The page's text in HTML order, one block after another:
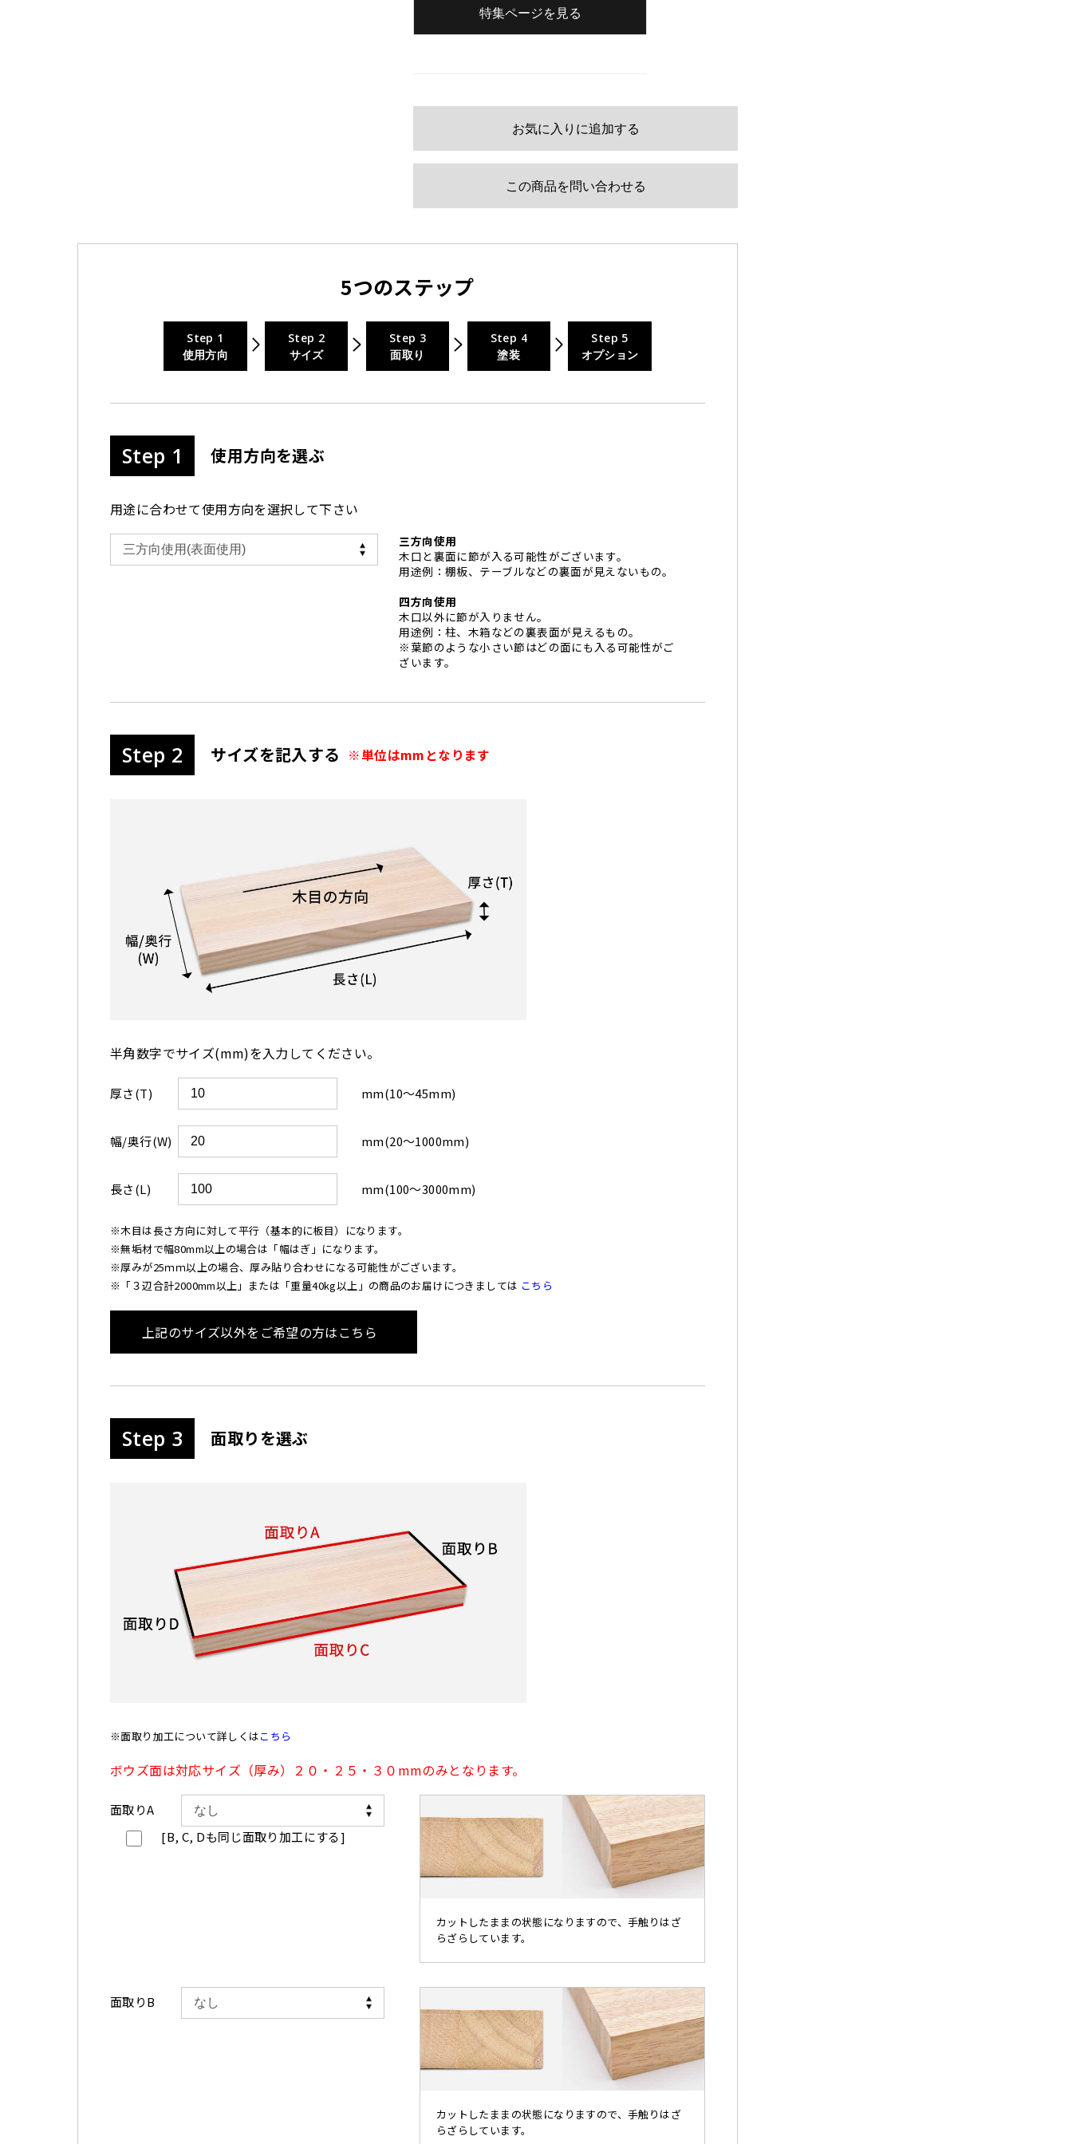
特集ページを見る
お気に入りに追加する
この商品を問い合わせる
5つのステップ
Step 1
使用方向
Step 2
サイズ
Step 3
面取り
Step 4
塗装
Step 5
オプション
Step 1 使用方向を選ぶ
用途に合わせて使用方向を選択して下さい
三方向使用
木口と裏面に節が入る可能性がございます。
用途例：棚板、テーブルなどの裏面が見えないもの。
四方向使用
木口以外に節が入りません。
用途例：柱、木箱などの裏表面が見えるもの。
※葉節のような小さい節はどの面にも入る可能性がご
ざいます。
Step 2 サイズを記入する ※単位はmmとなります
半角数字でサイズ(mm)を入力してください。
厚さ(T) mm(10〜45mm)
幅/奥行(W) mm(20〜1000mm)
長さ(L) mm(100〜3000mm)
※木目は長さ方向に対して平行（基本的に板目）になります。
※無垢材で幅80mm以上の場合は「幅はぎ」になります。
※厚みが25ｍｍ以上の場合、厚み貼り合わせになる可能性がございます。
※「３辺合計2000mm以上」または「重量40kg以上」の商品のお届けにつきましては こちら
上記のサイズ以外をご希望の方はこちら
Step 3 面取りを選ぶ
※面取り加工について詳しくはこちら
ボウズ面は対応サイズ（厚み）２０・２５・３０mmのみとなります。
面取りA
[B, C, Dも同じ面取り加工にする]
カットしたままの状態になりますので、手触りはざ
らざらしています。
面取りB
カットしたままの状態になりますので、手触りはざ
らざらしています。